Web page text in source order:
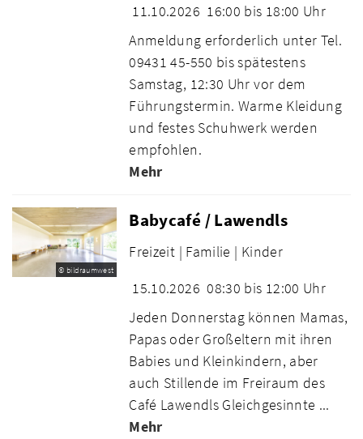
11.10.2026 16:00 bis 18:00 Uhr
Anmeldung erforderlich unter Tel.
09431 45-550 bis spätestens
Samstag, 12:30 Uhr vor dem
Führungstermin. Warme Kleidung
und festes Schuhwerk werden
empfohlen.
Mehr
© bildraumwest
Babycafé / Lawendls
Freizeit | Familie | Kinder
15.10.2026 08:30 bis 12:00 Uhr
Jeden Donnerstag können Mamas,
Papas oder Großeltern mit ihren
Babies und Kleinkindern, aber
auch Stillende im Freiraum des
Café Lawendls Gleichgesinnte ...
Mehr